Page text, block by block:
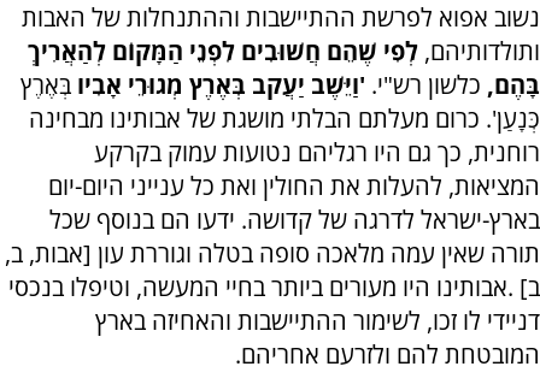
נשוב אפוא לפרשת ההתיישבות וההתנחלות של האבות
ותולדותיהם, לְפִי שֶׁהֵם חֲשׁוּבִים לִפְנֵי הַמָּקוֹם לְהַאֲרִיךְ
בָּהֶם, כלשון רש"י. 'וַיֵּשֶׁב יַעֲקֹב בְּאֶרֶץ מְגוּרֵי אָבִיו בְּאֶרֶץ
כְּנָעַן'. כרום מעלתם הבלתי מושגת של אבותינו מבחינה
רוחנית, כך גם היו רגליהם נטועות עמוק בקרקע
המציאות, להעלות את החולין ואת כל ענייני היום-יום
בארץ-ישראל לדרגה של קדושה. ידעו הם בנוסף שכל
תורה שאין עמה מלאכה סופה בטלה וגוררת עון [אבות, ב,
ב] .אבותינו היו מעורים ביותר בחיי המעשה, וטיפלו בנכסי
דניידי לו זכו, לשימור ההתיישבות והאחיזה בארץ
המובטחת להם ולזרעם אחריהם.